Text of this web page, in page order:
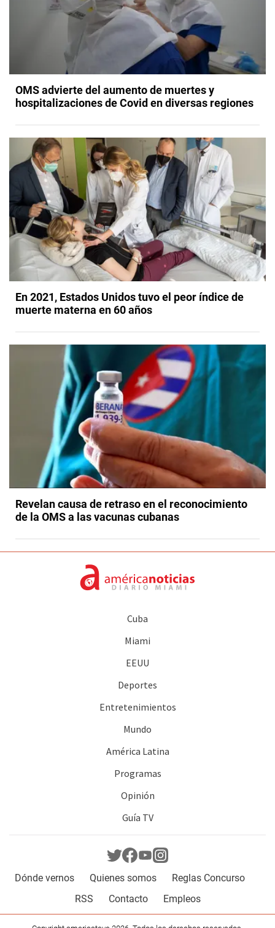
OMS advierte del aumento de muertes y
hospitalizaciones de Covid en diversas regiones
En 2021, Estados Unidos tuvo el peor índice de
muerte materna en 60 años
Revelan causa de retraso en el reconocimiento
de la OMS a las vacunas cubanas
Cuba
Miami
EEUU
Deportes
Entretenimientos
Mundo
América Latina
Programas
Opinión
Guía TV
Dónde vernos Quienes somos
Reglas Concurso
RSS
Contacto Empleos